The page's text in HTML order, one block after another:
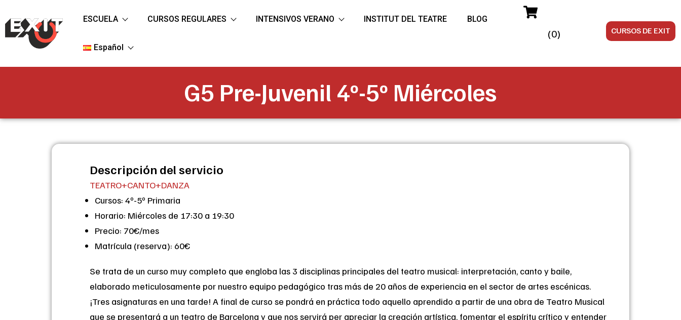
ESCUELA CURSOS REGULARES INTENSIVOS VERANO INSTITUT DEL TEATRE BLOG
Español
(0) CURSOS DE EXIT
G5 Pre-Juvenil 4º-5º Miércoles
Descripción del servicio
TEATRO+CANTO+DANZA
Cursos: 4º-5º Primaria
Horario: Miércoles de 17:30 a 19:30
Precio: 70€/mes
Matrícula (reserva): 60€
Se trata de un curso muy completo que engloba las 3 disciplinas principales del teatro musical: interpretación, canto y baile,
elaborado meticulosamente por nuestro equipo pedagógico tras más de 20 años de experiencia en el sector de artes escénicas.
¡Tres asignaturas en una tarde! A final de curso se pondrá en práctica todo aquello aprendido a partir de una obra de Teatro Musical
que se presentará a un teatro de Barcelona y que nos servirá per apreciar la creación artística, fomentar el espíritu crítico y entender